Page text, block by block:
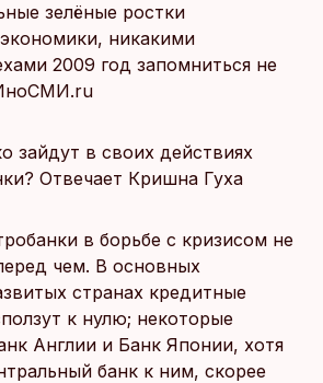
зелёные ростки
никакими
2009 год запомниться не
зайдут в своих действиях
Отвечает Кришна Гуха
в борьбе с кризисом не
чем. В основных
странах кредитные
к нулю; некоторые
Англии и Банк Японии, хотя
банк к ним, скорее